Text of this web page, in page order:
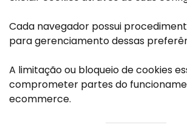
Cada navegador possui
para gerenciamento dessas
A limitação ou bloqueio de cookies
comprometer partes do
ecommerce.